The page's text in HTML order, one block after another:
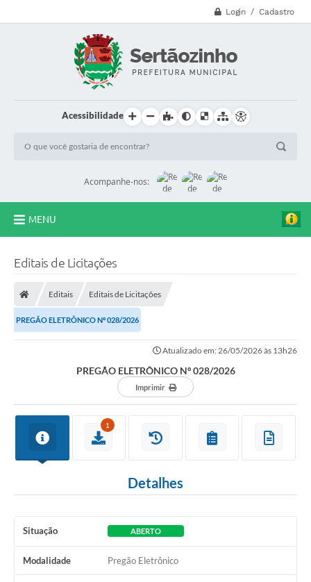
Login / Cadastro
Acessibilidade
Acompanhe-nos:
MENU
Imprensa Oficial
Serviços ao Contribuinte
PAT
Meu Primeiro Trabalho
Editais de Licitações
Editais Editais de Licitações
PREGÃO ELETRÔNICO Nº 028/2026
Atualizado em: 26/05/2026 às 13h26
PREGÃO ELETRÔNICO Nº 028/2026
Imprimir
1
Detalhes
Situação ABERTO
Modalidade Pregão Eletrônico